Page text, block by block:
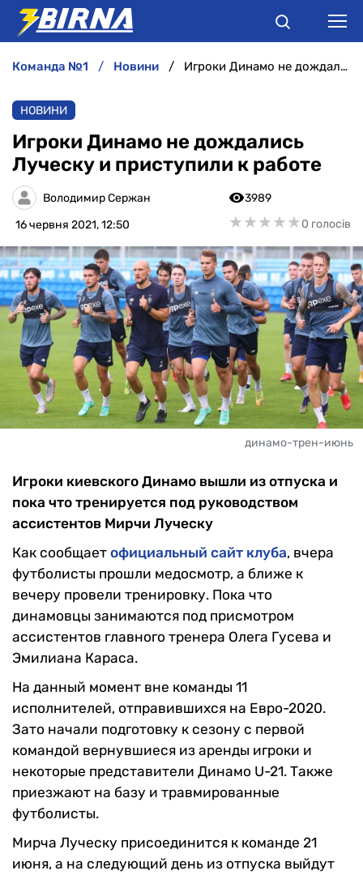
АНАЛІТИКА
ІНТЕРВ'Ю
РІЗНЕ
БУКМЕКЕРИ
команда №1 новини Игроки Динамо не дождались Луческу и приступили к работе
НОВИНИ
Игроки Динамо не дождались
Луческу и приступили к работе
Володимир Сержан
16 червня 2021, 12:50
3989
★★★★★
★★★★★0 голосів
динамо-трен-июнь
Игроки киевского Динамо вышли из отпуска и
пока что тренируется под руководством
ассистентов Мирчи Луческу
Как сообщает официальный сайт клуба, вчера
футболисты прошли медосмотр, а ближе к
вечеру провели тренировку. Пока что
динамовцы занимаются под присмотром
ассистентов главного тренера Олега Гусева и
Эмилиана Караса.
На данный момент вне команды 11
исполнителей, отправившихся на Евро-2020.
Зато начали подготовку к сезону с первой
командой вернувшиеся из аренды игроки и
некоторые представители Динамо U-21. Также
приезжают на базу и травмированные
футболисты.
Мирча Луческу присоединится к команде 21
июня, а на следующий день из отпуска выйдут